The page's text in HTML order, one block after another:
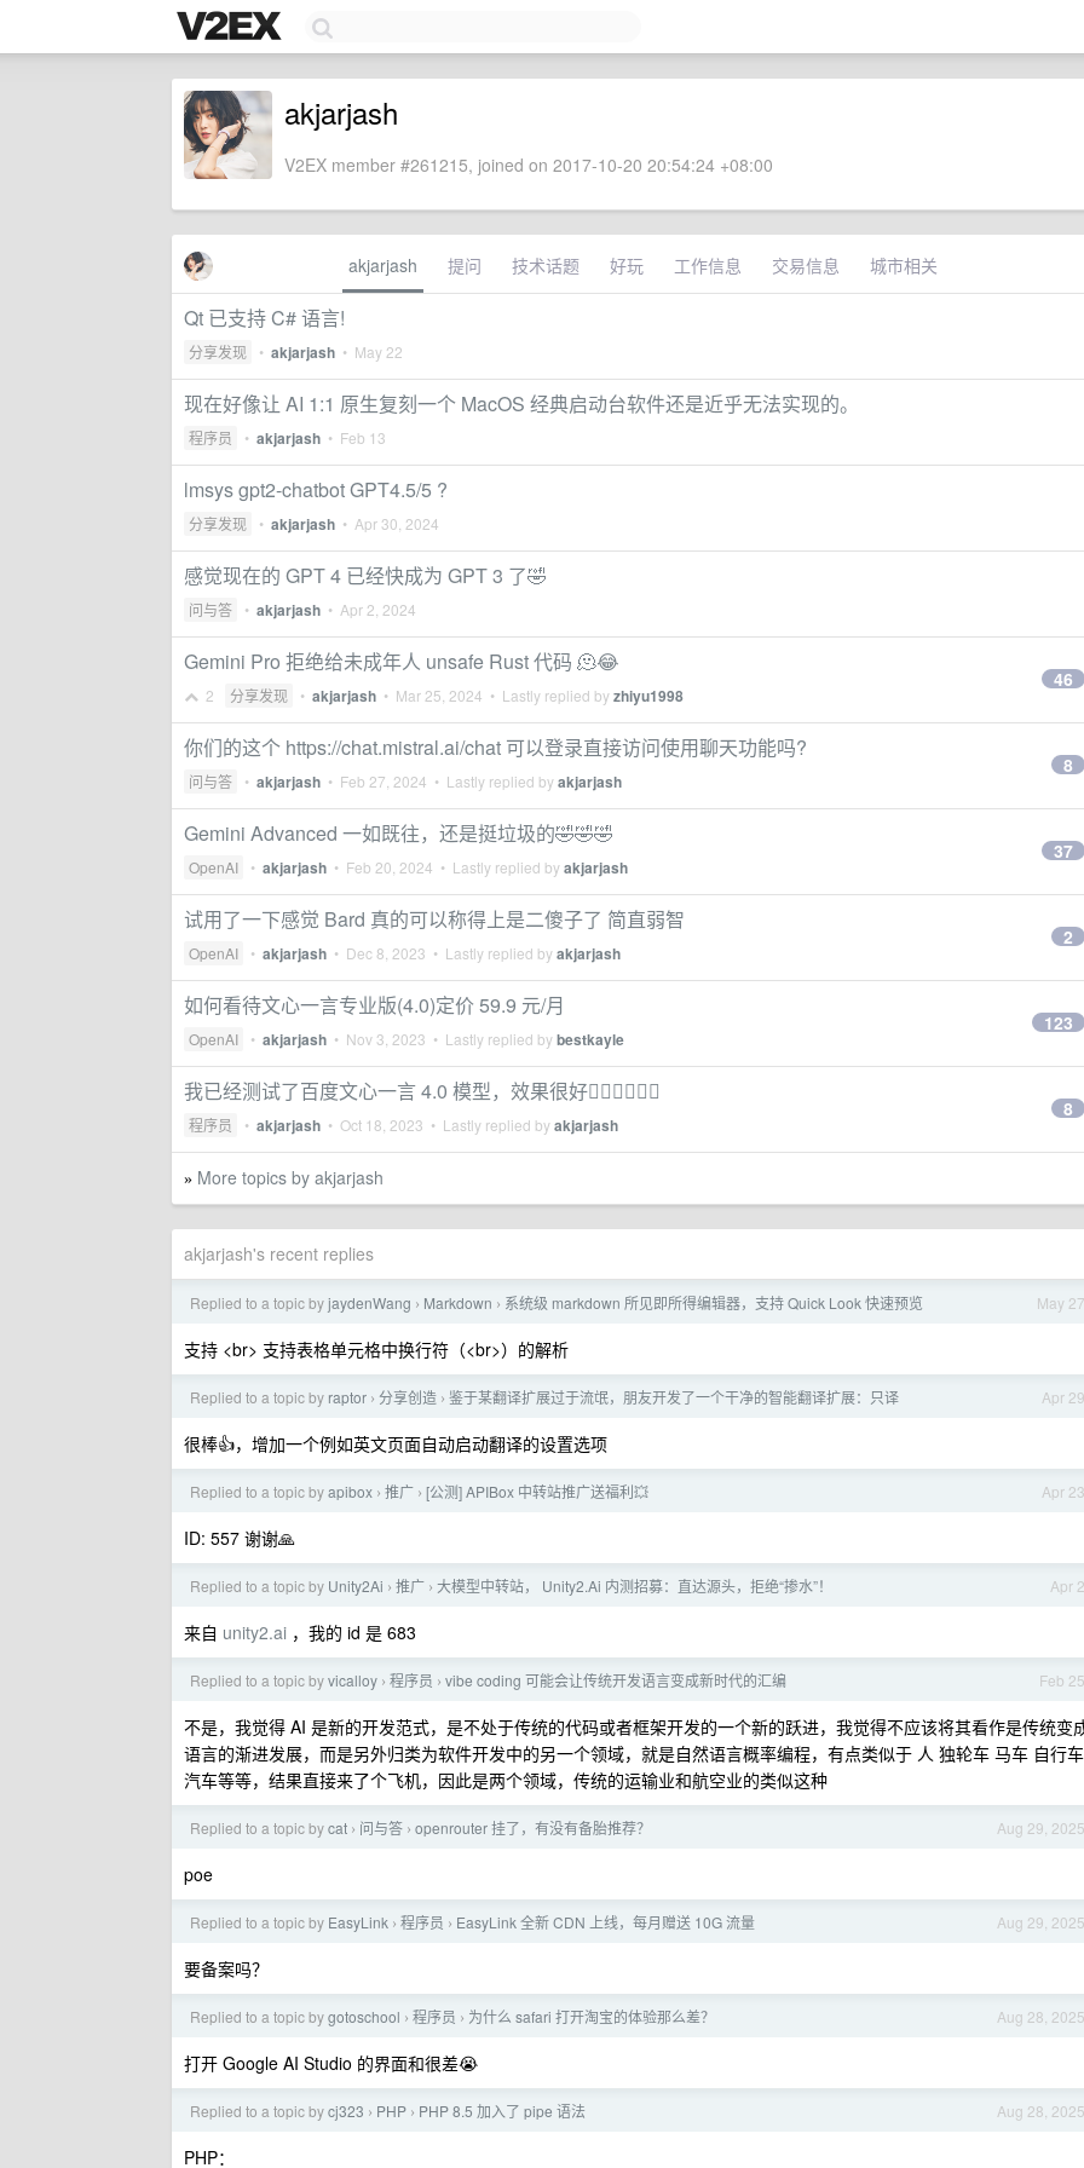
akjarjash
V2EX member #261215, joined on 2017-10-20 20:54:24 +08:00
akjarjash 提问 技术话题 好玩 工作信息 交易信息 城市相关
Qt 已支持 C# 语言!
分享发现 • akjarjash • May 22
现在好像让 AI 1:1 原生复刻一个 MacOS 经典启动台软件还是近乎无法实现的。
程序员 • akjarjash • Feb 13
lmsys gpt2-chatbot GPT4.5/5 ?
分享发现 • akjarjash • Apr 30, 2024
感觉现在的 GPT 4 已经快成为 GPT 3 了🤣
问与答 • akjarjash • Apr 2, 2024
Gemini Pro 拒绝给未成年人 unsafe Rust 代码 🫠😂
2 分享发现 • akjarjash • Mar 25, 2024 • Lastly replied byzhiyu1998
46
你们的这个 https://chat.mistral.ai/chat 可以登录直接访问使用聊天功能吗?
问与答 • akjarjash • Feb 27, 2024 • Lastly replied byakjarjash
8
Gemini Advanced 一如既往，还是挺垃圾的🤣🤣🤣
OpenAI • akjarjash • Feb 20, 2024 • Lastly replied byakjarjash
37
试用了一下感觉 Bard 真的可以称得上是二傻子了 简直弱智
OpenAI • akjarjash • Dec 8, 2023 • Lastly replied byakjarjash
2
如何看待文心一言专业版(4.0)定价 59.9 元/月
OpenAI • akjarjash • Nov 3, 2023 • Lastly replied bybestkayle
123
我已经测试了百度文心一言 4.0 模型，效果很好👍🏻👍🏻👍🏻
程序员 • akjarjash • Oct 18, 2023 • Lastly replied byakjarjash
8
» More topics by akjarjash
akjarjash's recent replies
May 27
Replied to a topic byjaydenWang › Markdown › 系统级 markdown 所见即所得编辑器，支持 Quick Look 快速预览
支持 <br> 支持表格单元格中换行符（<br>）的解析
Apr 29
Replied to a topic by raptor › 分享创造 › 鉴于某翻译扩展过于流氓，朋友开发了一个干净的智能翻译扩展：只译
很棒👍，增加一个例如英文页面自动启动翻译的设置选项
Apr 23
Replied to a topic byapibox › 推广 › [公测] APIBox 中转站推广送福利💥
ID: 557 谢谢🙏
Apr 2
Replied to a topic by Unity2Ai › 推广 › 大模型中转站， Unity2.Ai 内测招募：直达源头，拒绝“掺水”！
来自 unity2.ai ，我的 id 是 683
Feb 25
Replied to a topic byvicalloy › 程序员 › vibe coding 可能会让传统开发语言变成新时代的汇编
不是，我觉得 AI 是新的开发范式，是不处于传统的代码或者框架开发的一个新的跃进，我觉得不应该将其看作是传统变
语言的渐进发展，而是另外归类为软件开发中的另一个领域，就是自然语言概率编程，有点类似于 人 独轮车 马车 自行车
汽车等等，结果直接来了个飞机，因此是两个领域，传统的运输业和航空业的类似这种
Aug 29, 2025
Replied to a topic bycat › 问与答 › openrouter 挂了，有没有备胎推荐？
poe
Aug 29, 2025
Replied to a topic by EasyLink › 程序员 › EasyLink 全新 CDN 上线，每月赠送 10G 流量
要备案吗？
Aug 28, 2025
Replied to a topic bygotoschool › 程序员 › 为什么 safari 打开淘宝的体验那么差？
打开 Google AI Studio 的界面和很差😭
Aug 28, 2025
Replied to a topic bycj323 › PHP › PHP 8.5 加入了 pipe 语法
PHP：